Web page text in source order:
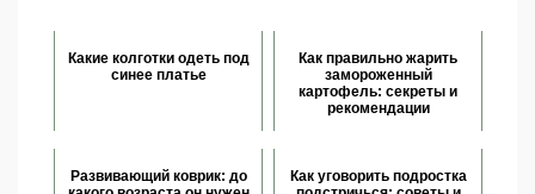
Какие колготки одеть под
синее платье
Как правильно жарить
замороженный
картофель: секреты и
рекомендации
Развивающий коврик: до
Как уговорить подростка